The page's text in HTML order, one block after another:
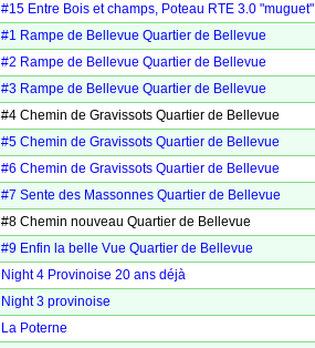
#15 Entre Bois et champs, Poteau RTE 3.0 "muguet"
#1 Rampe de Bellevue Quartier de Bellevue
#2 Rampe de Bellevue Quartier de Bellevue
#3 Rampe de Bellevue Quartier de Bellevue
#4 Chemin de Gravissots Quartier de Bellevue
#5 Chemin de Gravissots Quartier de Bellevue
#6 Chemin de Gravissots Quartier de Bellevue
#7 Sente des Massonnes Quartier de Bellevue
#8 Chemin nouveau Quartier de Bellevue
#9 Enfin la belle Vue Quartier de Bellevue
Night 4 Provinoise 20 ans déjà
Night 3 provinoise
La Poterne